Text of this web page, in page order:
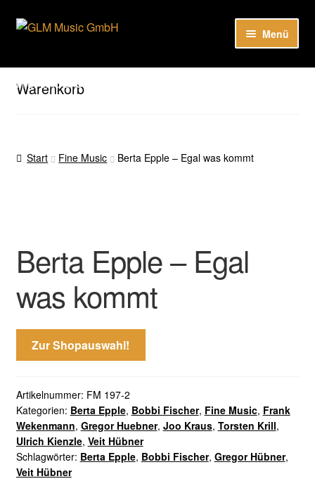
Hier sind unsere Neuigkeiten zu hören: Spotify
Zur
Zum
Menü
Unser Katalog
Warenkorb
Start Fine Music Berta Epple – Egal was kommt
Berta Epple – Egal
was kommt
Zur Shopauswahl!
Artikelnummer: FM 197-2
Kategorien: Berta Epple, Bobbi Fischer, Fine Music, Frank
Wekenmann, Gregor Huebner, Joo Kraus, Torsten Krill,
Ulrich Kienzle, Veit Hübner
Schlagwörter: Berta Epple, Bobbi Fischer, Gregor Hübner,
Veit Hübner